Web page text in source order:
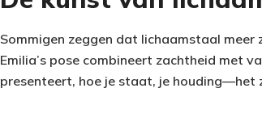
Sommigen zeggen dat lichaamstaal
Emilia’s pose combineert zachtheid met
presenteert, hoe je staat, je houding—het